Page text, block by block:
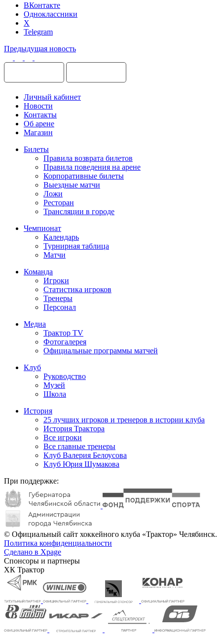
ВКонтакте
Одноклассники
X
Telegram
Предыдущая новость
Личный кабинет
Новости
Контакты
Об арене
Магазин
Билеты
Правила возврата билетов
Правила поведения на арене
Корпоративные билеты
Выездные матчи
Ложи
Ресторан
Трансляции в городе
Чемпионат
Календарь
Турнирная таблица
Матчи
Команда
Игроки
Статистика игроков
Тренеры
Персонал
Медиа
Трактор TV
Фотогалерея
Официальные программы матчей
Клуб
Руководство
Музей
Школа
История
25 лучших игроков и тренеров в истории клуба
История Трактора
Все игроки
Все главные тренеры
Клуб Валерия Белоусова
Клуб Юрия Шумакова
При поддержке:
© Официальный сайт хоккейного клуба «Трактор» Челябинск.
Политика конфиденциальности
Сделано в Xpage
Спонсоры и партнеры
ХК Трактор